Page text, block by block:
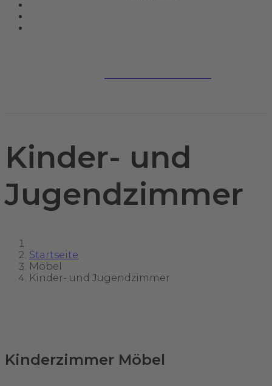
Kinder- und
Jugendzimmer
Startseite
Möbel
Kinder- und Jugendzimmer
Kinderzimmer Möbel